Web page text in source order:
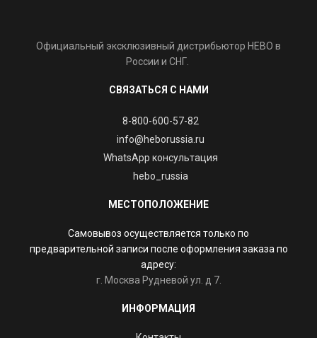
Официальный эксклюзивный дистрибьютор HEBO в
России и СНГ.
СВЯЗАТЬСЯ С НАМИ
8-800-600-57-82
info@heborussia.ru
WhatsApp консультация
hebo_russia
МЕСТОПОЛОЖЕНИЕ
Самовывоз осуществляется только по
предварительной записи после оформления заказа по
адресу:
г. Москва Рудневой ул. д 7.
ИНФОРМАЦИЯ